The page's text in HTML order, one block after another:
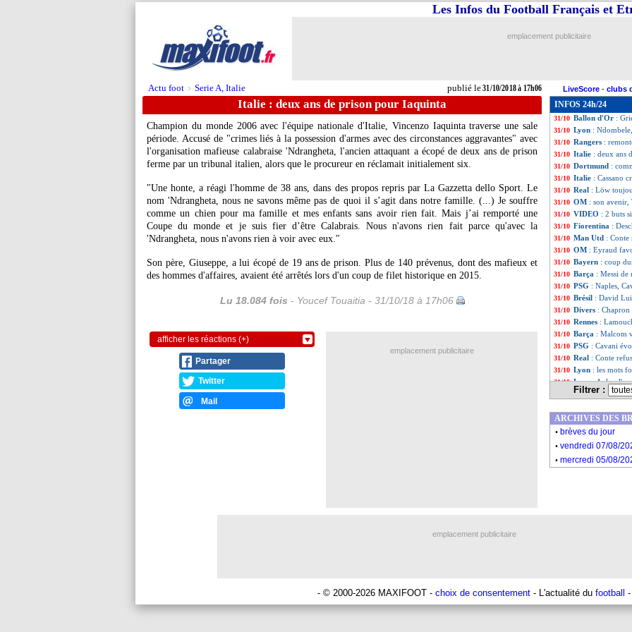
Actu foot > Serie A, Italie publié le31/10/2018 à 17h06
Les Infos du Football Français et
emplacement publicitaire
LiveScore - clubs
Italie : deux ans de prison pour Iaquinta
Champion du monde 2006 avec l'équipe nationale d'Italie, Vincenzo Iaquinta traverse une sale
période. Accusé de "crimes liés à la possession d'armes avec des circonstances aggravantes" avec
l'organisation mafieuse calabraise 'Ndrangheta, l'ancien attaquant a écopé de deux ans de prison
ferme par un tribunal italien, alors que le procureur en réclamait initialement six.
"Une honte, a réagi l'homme de 38 ans, dans des propos repris par La Gazzetta dello Sport. Le
nom 'Ndrangheta, nous ne savons même pas de quoi il s’agit dans notre famille. (...) Je souffre
comme un chien pour ma famille et mes enfants sans avoir rien fait. Mais j’ai remporté une
Coupe du monde et je suis fier d’être Calabrais. Nous n'avons rien fait parce qu'avec la
'Ndrangheta, nous n'avons rien à voir avec eux."
Son père, Giuseppe, a lui écopé de 19 ans de prison. Plus de 140 prévenus, dont des mafieux et
des hommes d'affaires, avaient été arrêtés lors d'un coup de filet historique en 2015.
Lu 18.084 fois - Youcef Touaitia - 31/10/18 à 17h06
afficher les réactions (+)
Partager
Twitter
Mail
INFOS 24h/24
31/10 CdL: Reims-
31/10 Barça
31/10 Argentine:
31/10 CdL: Nice-
31/10 Ballon d'Or :
31/10 Lyon :
31/10 Rangers :
31/10 Italie : deux ans
31/10 Dortmund :
31/10 Italie : Cassano
31/10 Real : Löw
31/10 OM : son
31/10 VIDEO : 2 buts
31/10 Fiorentina :
31/10 Man Utd : Conte
31/10 OM : Eyraud
31/10 Bayern : coup
31/10 Barça : Messi de
31/10 PSG : Naples,
31/10 Brésil : David
31/10 Divers : Chapron
31/10 Rennes :
31/10 Barça : Malcom
31/10 PSG : Cavani
31/10 Real : Conte
31/10 Lyon : les mots
31/10 Lyon: Aulas,
Divers: Chapron
31/10 Bayern : James
31/10 PSG: c'est
Lille: Lopez
31/10 Real:
Filtrer :
emplacement publicitaire
ARCHIVES DES
. brèves du jour
. vendredi 07/08/
. mercredi 05/08/
emplacement publicitaire
- © 2000-2026 MAXIFOOT - choix de consentement - L'actualité du football -